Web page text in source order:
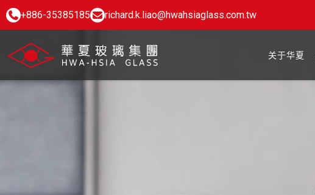
+886-35385185 richard.k.liao@hwahsiaglass.com.tw
关于华夏